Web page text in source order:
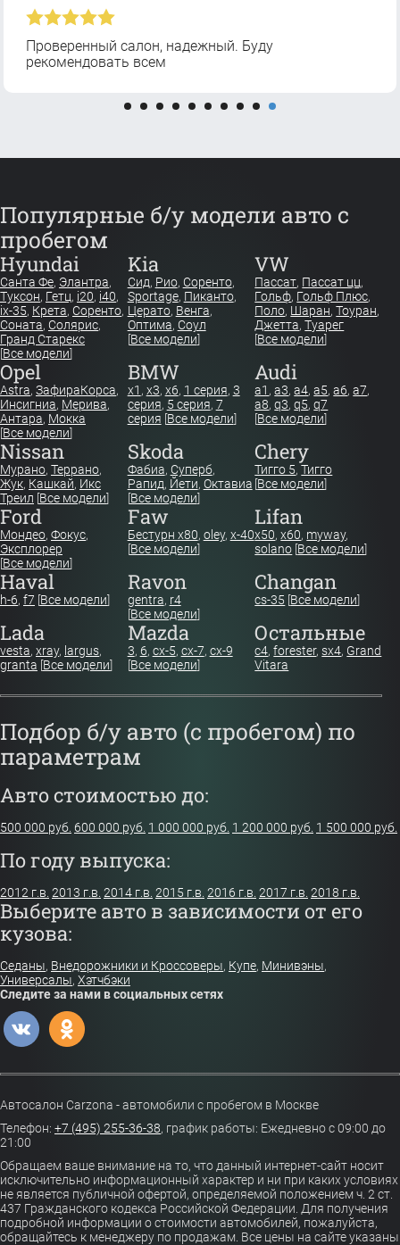
Проверенный салон, надежный. Буду
рекомендовать всем
Популярные б/у модели авто с
пробегом
Hyundai
Санта Фе, Элантра,
Туксон, Гетц, i20, i40,
ix-35, Крета, Соренто,
Соната, Солярис,
Гранд Старекс
[Все модели]
Kia
Сид, Рио, Соренто,
Sportage, Пиканто,
Церато, Венга,
Оптима, Соул
[Все модели]
VW
Пассат, Пассат цц,
Гольф, Гольф Плюс,
Поло, Шаран,Тоуран,
Джетта,Туарег
[Все модели]
Opel
Astra, ЗафираКорса,
Инсигниа, Мерива,
Антара, Мокка
[Все модели]
BMW
x1 , x3, x6, 1 серия, 3
серия, 5 серия, 7
серия [Все модели]
Audi
a1 ,a3,a4,a5,a6,a7,
a8,q3,q5,q7
[Все модели]
Nissan
Мурано, Террано,
Жук, Кашкай, Икс
Треил [Все модели]
Skoda
Фабиа, Суперб,
Рапид, Йети, Октавиа
[Все модели]
Chery
Тигго 5,Тигго
[Все модели]
Ford
Мондео, Фокус,
Эксплорер
[Все модели]
Faw
Бестурн х80, oley, x-40
[Все модели]
Lifan
x50,x60, myway,
solano [Все модели]
Haval
h-6, f7 [Все модели]
Ravon
gentra, r4
[Все модели]
Changan
cs-35 [Все модели]
Lada
vesta, xray, largus,
granta [Все модели]
Mazda
3, 6, cx-5, cx-7, cx-9
[Все модели]
Остальные
c4,forester,sx4, Grand
Vitara
Подбор б/у авто (с пробегом) по
параметрам
Авто стоимостью до:
500 000 руб. 600 000 руб. 1 000 000 руб. 1 200 000 руб. 1 500 000 руб.
По году выпуска:
2012 г.в. 2013 г.в. 2014 г.в. 2015 г.в. 2016 г.в. 2017 г.в. 2018 г.в.
Выберите авто в зависимости от его
кузова:
Седаны, Внедорожники и Кроссоверы, Купе, Минивэны,
Универсалы, Хэтчбэки
Следите за нами в социальных сетях
Автосалон Carzona - автомобили с пробегом в Москве
Телефон: +7 (495) 255-36-38, график работы: Ежедневно с 09:00 до
21:00
Обращаем ваше внимание на то, что данный интернет-сайт носит
исключительно информационный характер и ни при каких условиях
не является публичной офертой, определяемой положением ч. 2 ст.
437 Гражданского кодекса Российской Федерации. Для получения
подробной информации о стоимости автомобилей, пожалуйста,
обращайтесь к менеджеру по продажам. Все цены на сайте указаны